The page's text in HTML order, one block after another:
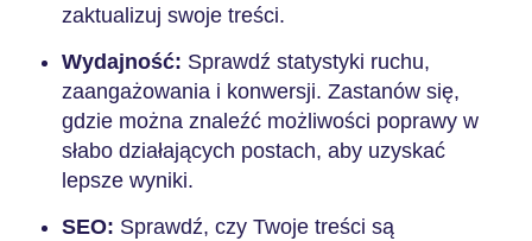
zaktualizuj swoje treści.
Wydajność: Sprawdź statystyki ruchu,
zaangażowania i konwersji. Zastanów się,
gdzie można znaleźć możliwości poprawy w
słabo działających postach, aby uzyskać
lepsze wyniki.
SEO: Sprawdź, czy Twoje treści są